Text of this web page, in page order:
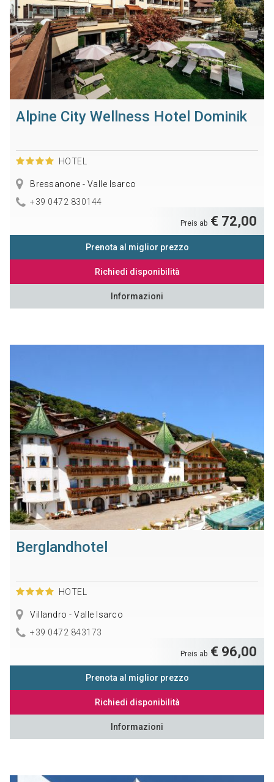
Alpine City Wellness Hotel Dominik
HOTEL
Bressanone - Valle Isarco
+39 0472 830144
Preis ab € 72,00
Prenota al miglior prezzo
Richiedi disponibilità
Informazioni
Berglandhotel
HOTEL
Villandro - Valle Isarco
+39 0472 843173
Preis ab € 96,00
Prenota al miglior prezzo
Richiedi disponibilità
Informazioni